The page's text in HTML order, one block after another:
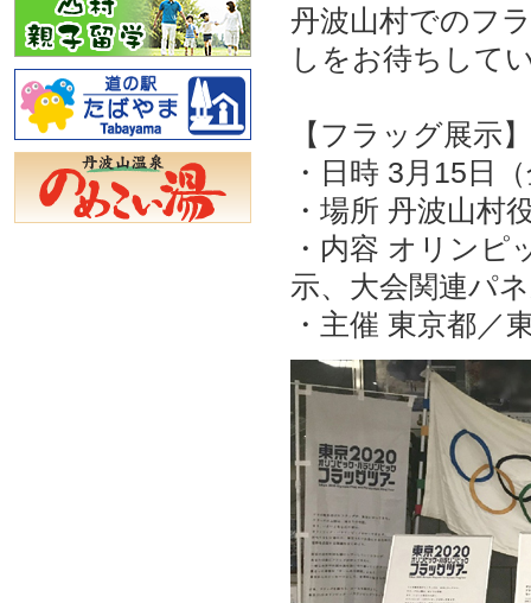
丹波山村でのフ
しをお待ちして
【フラッグ展示】
・日時 3月15日
・場所 丹波山村
・内容 オリン
示、大会関連パ
・主催 東京都／